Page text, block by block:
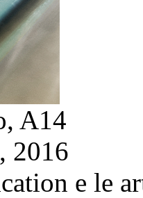
A14
2016
e le